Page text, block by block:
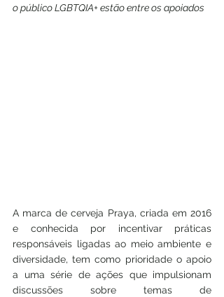
o público LGBTQIA+ estão entre os apoiados
A marca de cerveja Praya, criada em 2016
e conhecida por incentivar práticas
responsáveis ligadas ao meio ambiente e
diversidade, tem como prioridade o apoio
a uma série de ações que impulsionam
discussões sobre temas de